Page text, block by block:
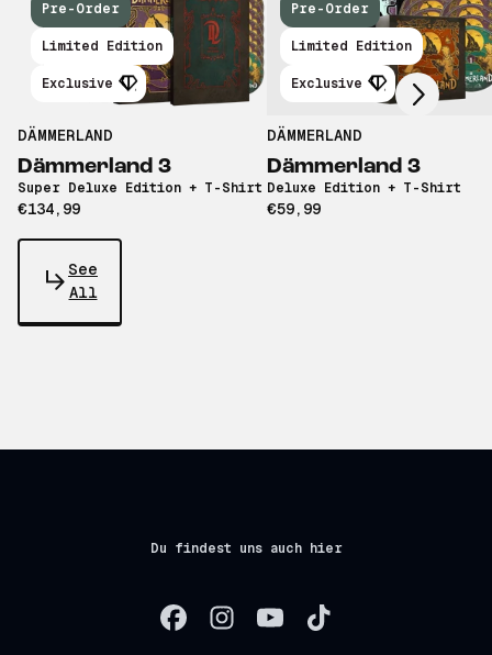
Pre-Order
Limited Edition
Exclusive
DÄMMERLAND
Dämmerland 3
Super Deluxe Edition + T-Shirt
€134,99
Pre-Order
Limited Edition
Exclusive
DÄMMERLAND
Dämmerland 3
Deluxe Edition + T-Shirt
€59,99
Scroll right
See
All
Du findest uns auch hier